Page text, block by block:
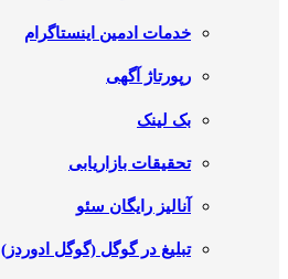
خدمات ادمین اینستاگرام
رپورتاژ آگهی
بک لینک
تحقیقات بازاریابی
آنالیز رایگان سئو
تبلیغ در گوگل (گوگل ادوردز)